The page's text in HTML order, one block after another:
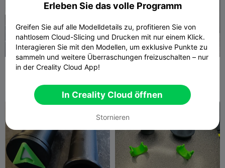
PTFE-Führung für Hi / I7
System
Erleben Sie das volle Programm
Greifen Sie auf alle Modelldetails zu, profitieren Sie von
nahtlosem Cloud-Slicing und Drucken mit nur einem Klick.
Interagieren Sie mit den Modellen, um exklusive Punkte zu
sammeln und weitere Überraschungen freizuschalten – nur
in der Creality Cloud App!
In Creality Cloud öffnen
Stornieren